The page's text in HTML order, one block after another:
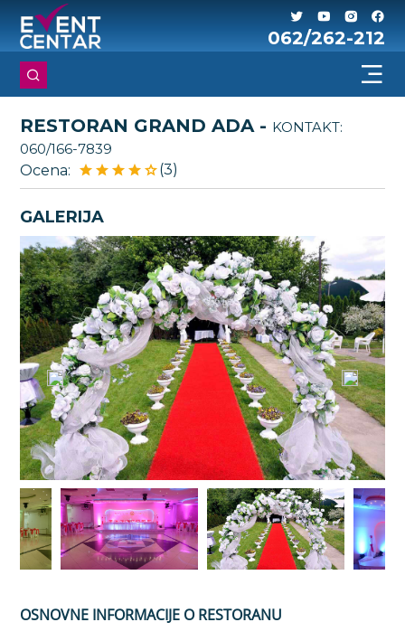
062/262-212
RESTORAN GRAND ADA - KONTAKT:
060/166-7839
Ocena:
(3)
GALERIJA
OSNOVNE INFORMACIJE O RESTORANU